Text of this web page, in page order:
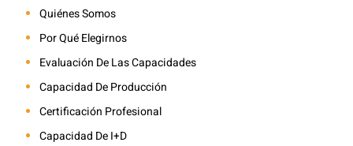
Quiénes Somos
Por Qué Elegirnos
Evaluación De Las Capacidades
Capacidad De Producción
Certificación Profesional
Capacidad De I+D